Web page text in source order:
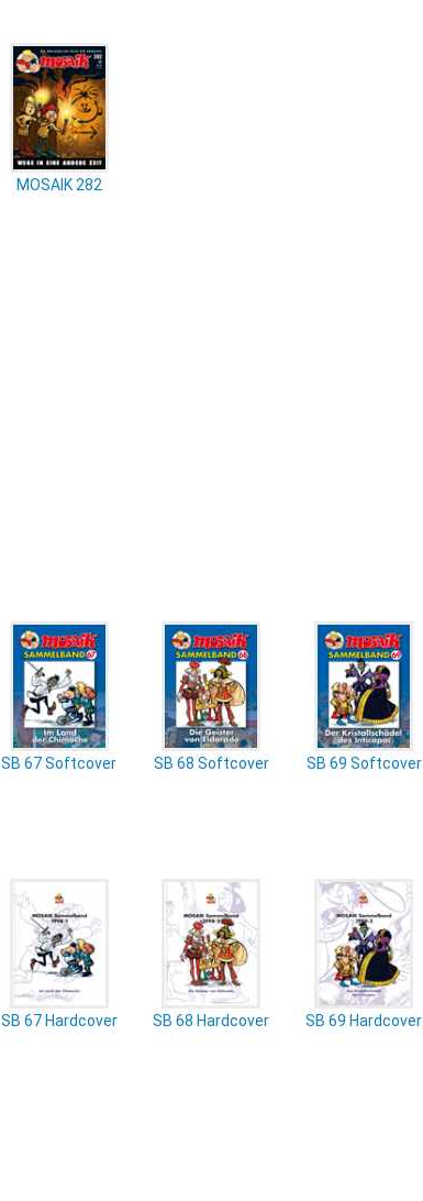
MOSAIK 282
SB 67 Softcover SB 68 Softcover SB 69 Softcover
SB 67 Hardcover SB 68 Hardcover SB 69 Hardcover